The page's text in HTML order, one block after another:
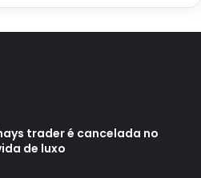
trader é cancelada no
de luxo